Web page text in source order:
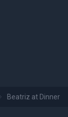
Beatriz at Dinner